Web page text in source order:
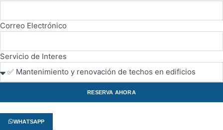
Correo Electrónico
Servicio de Interes
RESERVA AHORA
WHATSAPP